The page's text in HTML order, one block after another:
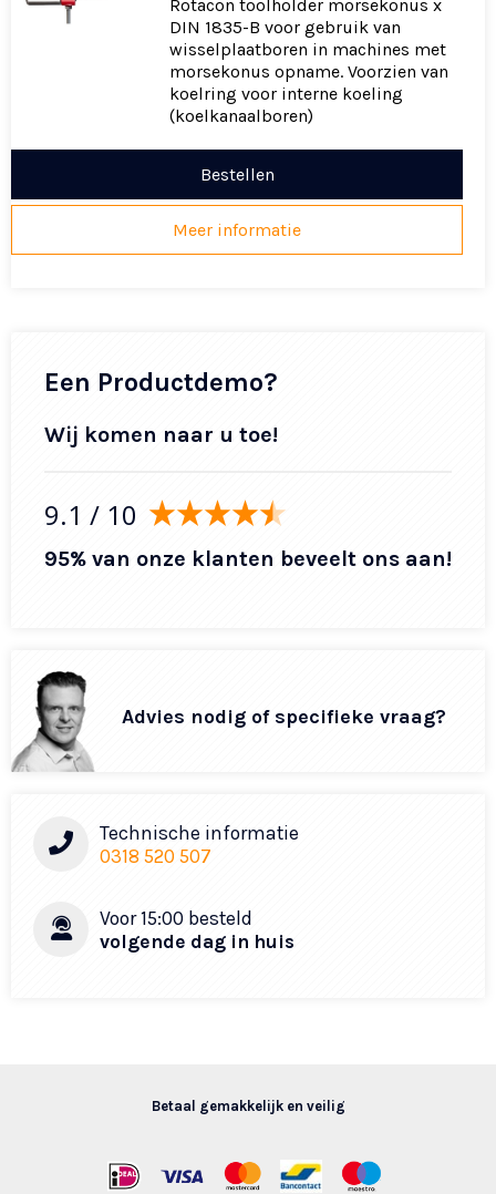
Rotacon toolholder morsekonus x
DIN 1835-B voor gebruik van
wisselplaatboren in machines met
morsekonus opname. Voorzien van
koelring voor interne koeling
(koelkanaalboren)
Bestellen
Meer informatie
Een Productdemo?
Wij komen naar u toe!
9.1 / 10
95% van onze klanten beveelt ons aan!
Advies nodig of specifieke vraag?
Technische informatie
0318 520 507
Voor 15:00 besteld
volgende dag in huis
Betaal gemakkelijk en veilig